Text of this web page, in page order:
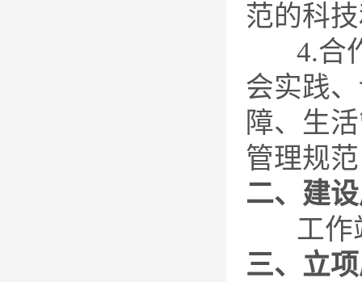
范的科
4.合作
会实践
障、生
管理规
二、建
工作站
三、立